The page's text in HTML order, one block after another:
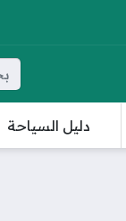
دليل السياحة